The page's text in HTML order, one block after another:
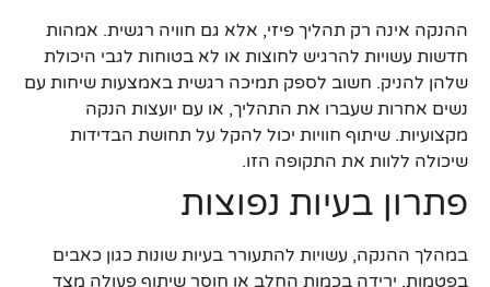
ההנקה אינה רק תהליך פיזי, אלא גם חוויה רגשית. אמהות
חדשות עשויות להרגיש לחוצות או לא בטוחות לגבי היכולת
שלהן להניק. חשוב לספק תמיכה רגשית באמצעות שיחות עם
נשים אחרות שעברו את התהליך, או עם יועצות הנקה
מקצועיות. שיתוף חוויות יכול להקל על תחושת הבדידות
שיכולה ללוות את התקופה הזו.
פתרון בעיות נפוצות
במהלך ההנקה, עשויות להתעורר בעיות שונות כגון כאבים
בפטמות, ירידה בכמות החלב או חוסר שיתוף פעולה מצד